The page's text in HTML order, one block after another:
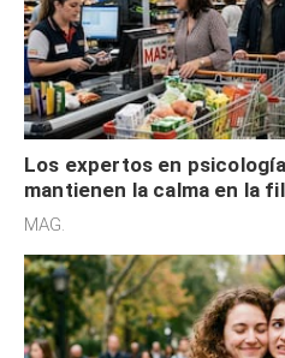
Los expertos en
mantienen la calma en la
cognitiva, gratitud y no
MAG.